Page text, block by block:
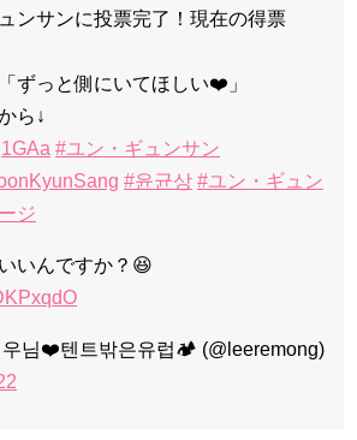
ンサンに投票完了！現在の得票
ずっと側にいてほしい❤️」
ら↓
#ユン・ギュンサン
#윤균상 #ユン・ギュン
ジ
いんですか？😆
님❤️텐트밖은유럽🏕 (@leeremong)